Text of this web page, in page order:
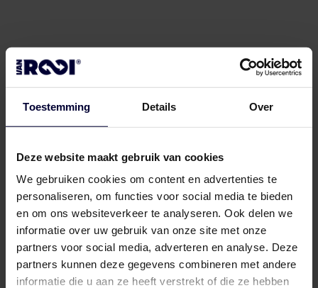
Toestemming Details Over
Deze website maakt gebruik van cookies
We gebruiken cookies om content en advertenties te
personaliseren, om functies voor social media te bieden
en om ons websiteverkeer te analyseren. Ook delen we
informatie over uw gebruik van onze site met onze
partners voor social media, adverteren en analyse. Deze
partners kunnen deze gegevens combineren met andere
informatie die u aan ze heeft verstrekt of die ze hebben
Slimme verpakkingen
Selecteer één van onze slimme verpakkings-
en transport-oplossingen die het beste
aansluiten bij uw logistieke wensen.
Verpakking (bevroren) (< 18ºC)